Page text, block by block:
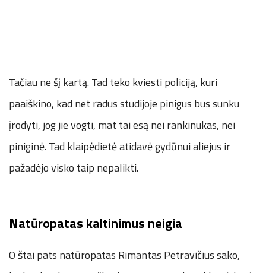
Tačiau ne šį kartą. Tad teko kviesti policiją, kuri
paaiškino, kad net radus studijoje pinigus bus sunku
įrodyti, jog jie vogti, mat tai esą nei rankinukas, nei
piniginė. Tad klaipėdietė atidavė gydūnui aliejus ir
pažadėjo visko taip nepalikti.
Natūropatas kaltinimus neigia
O štai pats natūropatas Rimantas Petravičius sako,